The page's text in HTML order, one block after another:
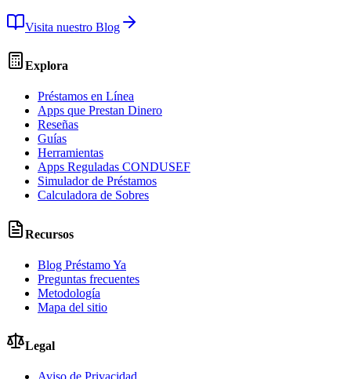
Visita nuestro Blog
Explora
Préstamos en Línea
Apps que Prestan Dinero
Reseñas
Guías
Herramientas
Apps Reguladas CONDUSEF
Simulador de Préstamos
Calculadora de Sobres
Recursos
Blog Préstamo Ya
Preguntas frecuentes
Metodología
Mapa del sitio
Legal